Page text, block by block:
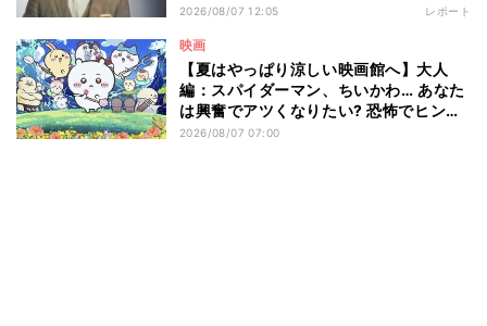
2026/08/07 12:05 レポート
映画
【夏はやっぱり涼しい映画館へ】大人
編：スパイダーマン、ちいかわ… あなた
は興奮でアツくなりたい? 恐怖でヒンヤ
リしたい? - 編集部が注目する最新映画5
2026/08/07 07:00